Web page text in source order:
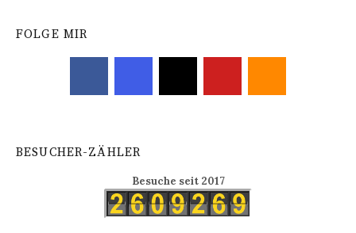
FOLGE MIR
BESUCHER-ZÄHLER
Besuche seit 2017